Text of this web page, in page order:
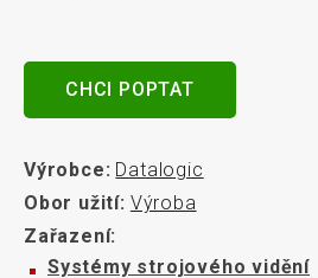
CHCI POPTAT
Výrobce: Datalogic
Obor užití: Výroba
Zařazení:
Systémy strojového vidění